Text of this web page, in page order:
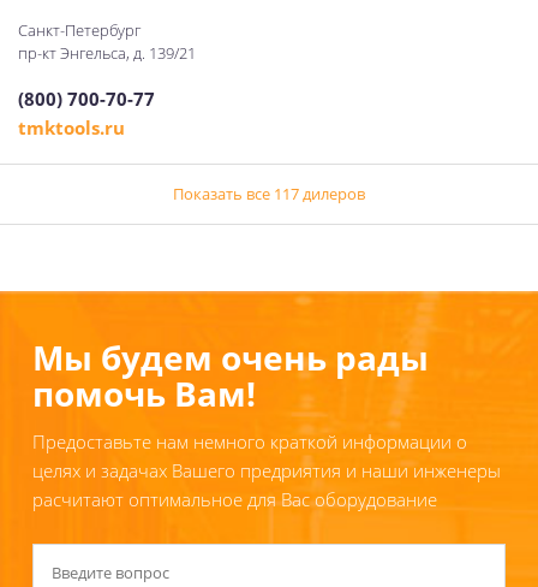
Санкт-Петербург
пр-кт Энгельса, д. 139/21
(800) 700-70-77
tmktools.ru
Показать все 117 дилеров
Мы будем очень рады
помочь Вам!
Предоставьте нам немного краткой информации о
целях и задачах Вашего предриятия и наши инженеры
расчитают оптимальное для Вас оборудование